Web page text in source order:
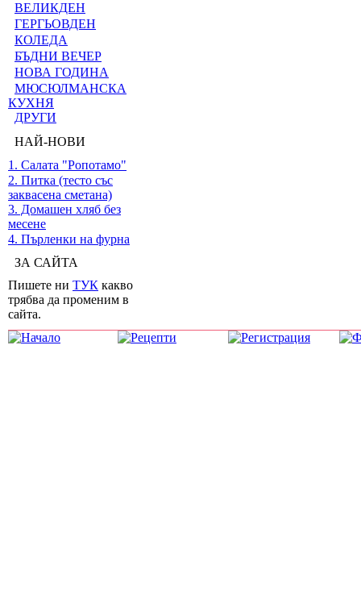
ВЕЛИКДЕН
ГЕРГЬОВДЕН
КОЛЕДА
БЪДНИ ВЕЧЕР
НОВА ГОДИНА
МЮСЮЛМАНСКА
КУХНЯ
ДРУГИ
НАЙ-НОВИ
1. Салата "Ропотамо"
2. Питка (тесто със
заквасена сметана)
3. Домашен хляб без
месене
4. Пърленки на фурна
ЗА САЙТА
Пишете ни ТУК какво
трябва да променим в
сайта.